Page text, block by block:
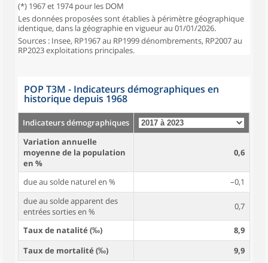
(*) 1967 et 1974 pour les DOM
Les données proposées sont établies à périmètre géographique
identique, dans la géographie en vigueur au 01/01/2026.
Sources : Insee, RP1967 au RP1999 dénombrements, RP2007 au
RP2023 exploitations principales.
POP T3M - Indicateurs démographiques en
historique depuis 1968
Indicateurs démographiques
Variation annuelle
moyenne de la population
en %
0,6
due au solde naturel en %
–0,1
due au solde apparent des
entrées sorties en %
0,7
Taux de natalité (‰)
8,9
Taux de mortalité (‰)
9,9